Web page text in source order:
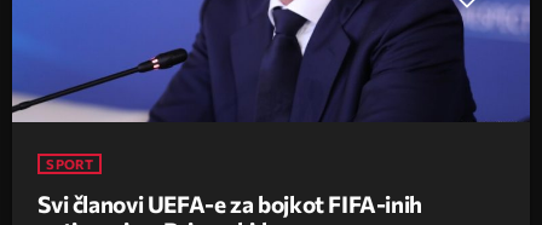
SPORT
Svi članovi UEFA-e za bojkot FIFA-inih